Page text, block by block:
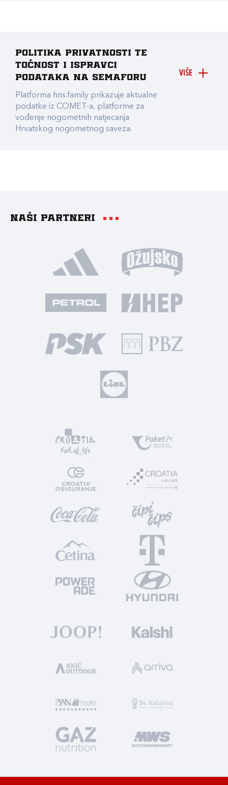
VIŠE
Politika privatnosti te
točnost i ispravci
podataka na Semaforu
Platforma hns.family prikazuje aktualne
podatke iz COMET-a, platforme za
vođenje nogometnih natjecanja
Hrvatskog nogometnog saveza.
Naši partneri